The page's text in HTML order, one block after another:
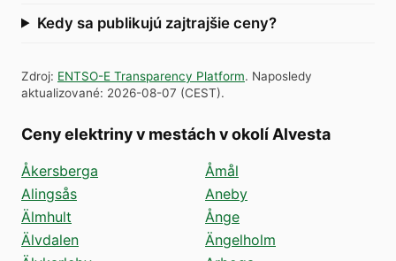
Kedy sa publikujú zajtrajšie ceny?
Zdroj: ENTSO-E Transparency Platform. Naposledy
aktualizované: 2026-08-07 (CEST).
Ceny elektriny v mestách v okolí Alvesta
Åkersberga
Alingsås
Älmhult
Älvdalen
Åmål
Aneby
Ånge
Ängelholm